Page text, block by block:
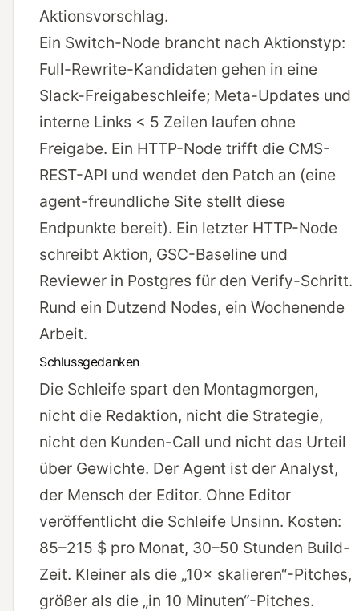
Aktionsvorschlag.
Ein Switch-Node brancht nach Aktionstyp:
Full-Rewrite-Kandidaten gehen in eine
Slack-Freigabeschleife; Meta-Updates und
interne Links < 5 Zeilen laufen ohne
Freigabe. Ein HTTP-Node trifft die CMS-
REST-API und wendet den Patch an (eine
agent-freundliche Site stellt diese
Endpunkte bereit). Ein letzter HTTP-Node
schreibt Aktion, GSC-Baseline und
Reviewer in Postgres für den Verify-Schritt.
Rund ein Dutzend Nodes, ein Wochenende
Arbeit.
Schlussgedanken
Die Schleife spart den Montagmorgen,
nicht die Redaktion, nicht die Strategie,
nicht den Kunden-Call und nicht das Urteil
über Gewichte. Der Agent ist der Analyst,
der Mensch der Editor. Ohne Editor
veröffentlicht die Schleife Unsinn. Kosten:
85–215 $ pro Monat, 30–50 Stunden Build-
Zeit. Kleiner als die „10× skalieren“-Pitches,
größer als die „in 10 Minuten“-Pitches.